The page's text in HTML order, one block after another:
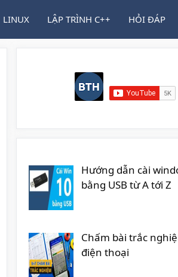
LINUX LẬP TRÌNH C++ HỎI ĐÁP
Hướng dẫn cài
bằng USB từ A tới Z
Chấm bài trắc
điện thoại